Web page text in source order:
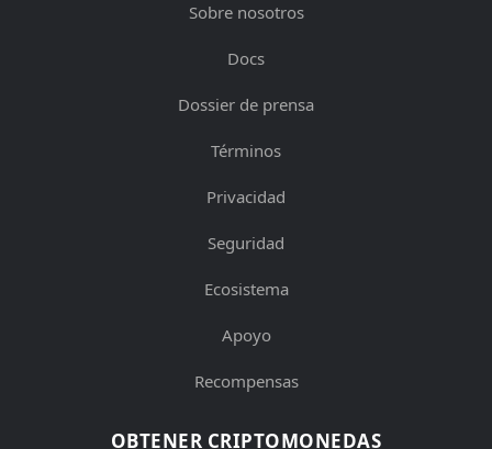
Sobre nosotros
Docs
Dossier de prensa
Términos
Privacidad
Seguridad
Ecosistema
Apoyo
Recompensas
OBTENER CRIPTOMONEDAS